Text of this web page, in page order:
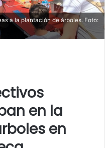
a la plantación de árboles. Foto:
en la
en